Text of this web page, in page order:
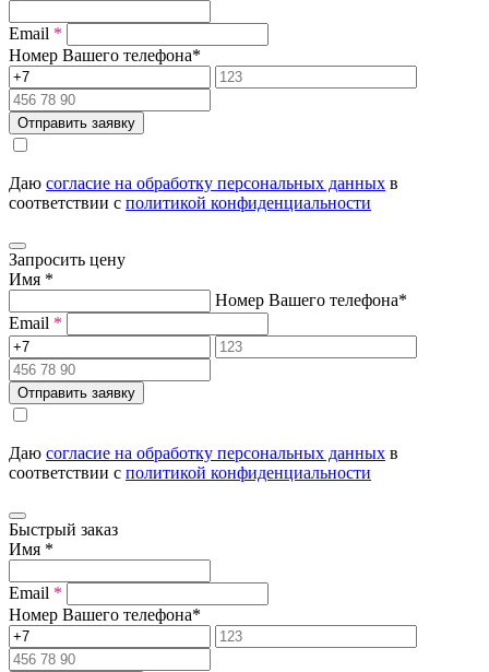
Email *
Номер Вашего телефона*
Отправить заявку
Даю согласие на обработку персональных данных в
соответствии с политикой конфиденциальности
Запросить цену
Имя *
Номер Вашего телефона*
Email *
Отправить заявку
Даю согласие на обработку персональных данных в
соответствии с политикой конфиденциальности
Быстрый заказ
Имя *
Email *
Номер Вашего телефона*